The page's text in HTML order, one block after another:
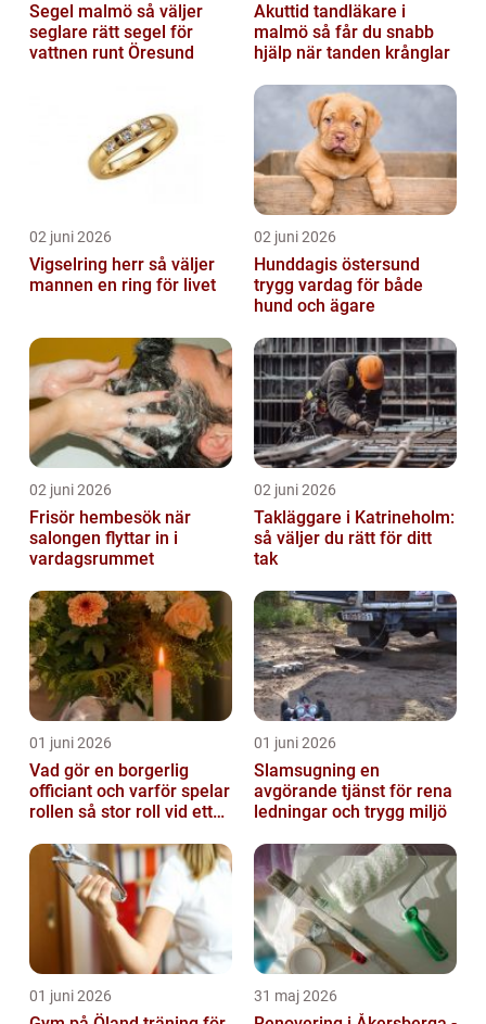
Segel malmö så väljer
seglare rätt segel för
vattnen runt Öresund
Akuttid tandläkare i
malmö så får du snabb
hjälp när tanden krånglar
02 juni 2026
Vigselring herr så väljer
mannen en ring för livet
02 juni 2026
Hunddagis östersund
trygg vardag för både
hund och ägare
02 juni 2026
Frisör hembesök när
salongen flyttar in i
vardagsrummet
02 juni 2026
Takläggare i Katrineholm:
så väljer du rätt för ditt
tak
01 juni 2026
Vad gör en borgerlig
officiant och varför spelar
rollen så stor roll vid ett
01 juni 2026
Slamsugning en
avgörande tjänst för rena
ledningar och trygg miljö
01 juni 2026 31 maj 2026